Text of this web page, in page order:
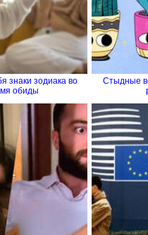
знаки зодиака во
обиды
Стыдные